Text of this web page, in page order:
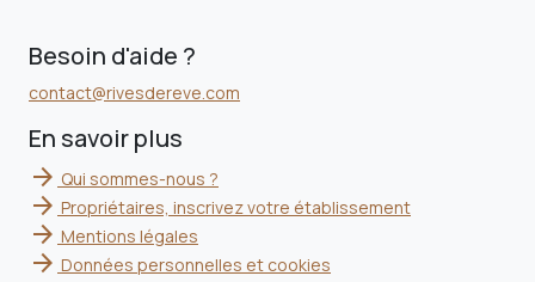
Besoin d'aide ?
contact@rivesdereve.com
En savoir plus
arrow_forward Qui sommes-nous ?
arrow_forward Propriétaires, inscrivez votre établissement
arrow_forward Mentions légales
arrow_forward Données personnelles et cookies